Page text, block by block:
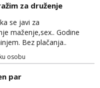
za druženje
se javi za
maženje,sex.. Godine
Bez plačanja..
se na whatsapp viber
osobu
par